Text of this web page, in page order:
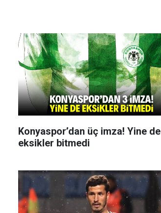
Konyaspor’dan üç imza! Yine de
eksikler bitmedi